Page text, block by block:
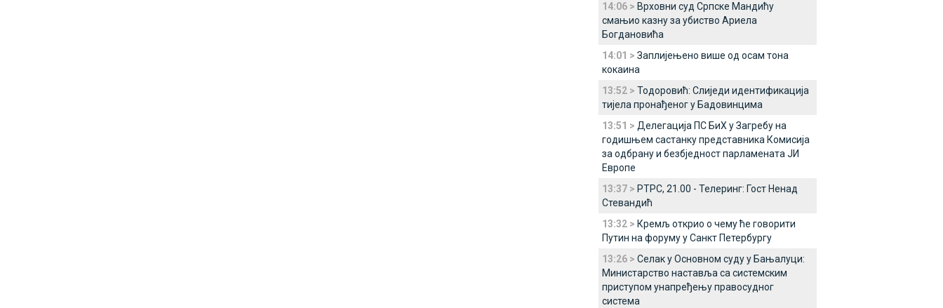
14:06 > Врховни суд Српске Мандићу
смањио казну за убиство Ариела
Богдановића
14:01 > Заплијењено више од осам тона
кокаина
13:52 > Тодоровић: Слиједи идентификација
тијела пронађеног у Бадовинцима
13:51 > Делегација ПС БиХ у Загребу на
годишњем састанку представника Комисија
за одбрану и безбједност парламената ЈИ
Европе
13:37 > РТРС, 21.00 - Телеринг: Гост Ненад
Стевандић
13:32 > Кремљ открио о чему ће говорити
Путин на форуму у Санкт Петербургу
13:26 > Селак у Основном суду у Бањалуци:
Министарство наставља са системским
приступом унапређењу правосудног
система